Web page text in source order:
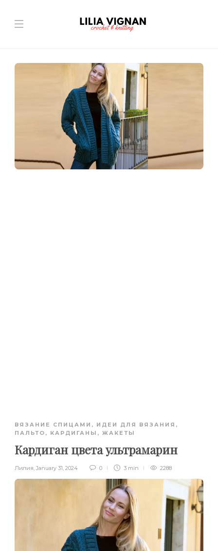
ВЯЗАНИЕ СПИЦАМИ , ИДЕИ ДЛЯ ВЯЗАНИЯ ,
ПАЛЬТО, КАРДИГАНЫ, ЖАКЕТЫ
Кардиган цвета ультрамарин
Лилия, January 31, 2024 0 3 min 2288